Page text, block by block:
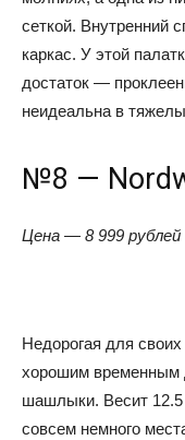
сеткой. Внутренний
каркас. У этой
достаток —
неидеальна в
№8 —
Цена — 8 999 рублей
Недорогая для
хорошим временным
шашлыки. Весит 12.5
совсем немного